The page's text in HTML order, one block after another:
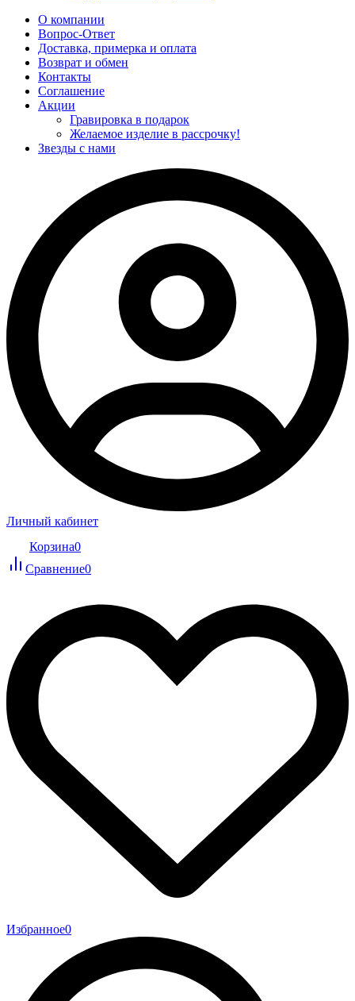
О компании
Вопрос-Ответ
Доставка, примерка и оплата
Возврат и обмен
Контакты
Соглашение
Акции
Гравировка в подарок
Желаемое изделие в рассрочку!
Звезды с нами
Личный кабинет
Корзина0
Сравнение0
Избранное0